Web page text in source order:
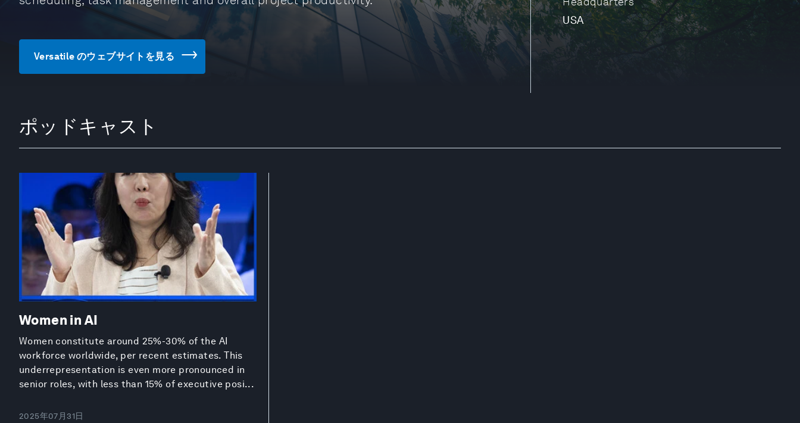
USA
Versatile のウェブサイトを見る
ポッドキャスト
Women in AI
Women constitute around 25%-30% of the AI
workforce worldwide, per recent estimates. This
underrepresentation is even more pronounced in
senior roles, with less than 15% of executive posi...
2025年07月31日